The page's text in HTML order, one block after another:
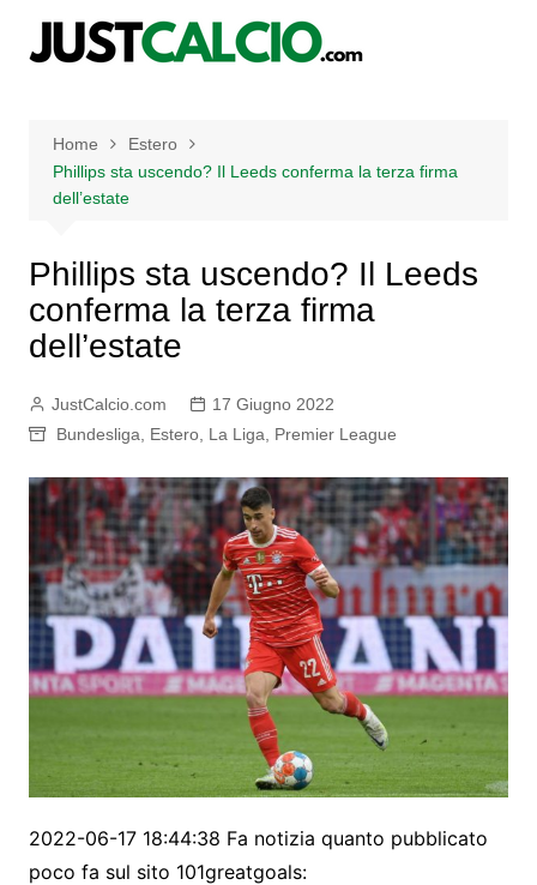
Home
Estero
Phillips sta uscendo? Il Leeds conferma la terza firma
dell’estate
Phillips sta uscendo? Il Leeds
conferma la terza firma
dell’estate
JustCalcio.com
17 Giugno 2022
Bundesliga
Estero, La Liga Premier League
2022-06-17 18:44:38 Fa notizia quanto pubblicato
poco fa sul sito 101greatgoals: